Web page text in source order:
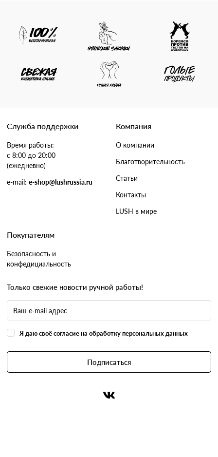
Служба поддержки
Время работы:
с 8:00 до 20:00
(ежедневно)
e-mail: e-shop@lushrussia.ru
Компания
О компании
Благотворительность
Статьи
Контакты
LUSH в мире
Покупателям
Безопасность и
конфедициальность
Только свежие новости ручной работы!
Я даю своё согласие на обработку персональных данных
Подписаться